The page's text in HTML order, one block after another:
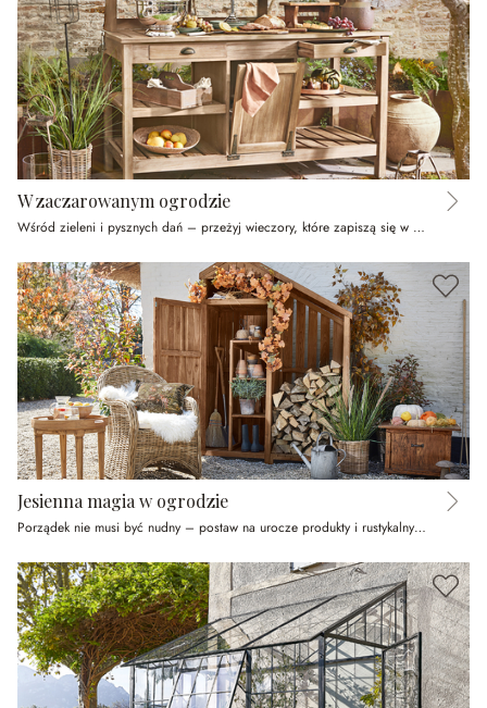
W zaczarowanym ogrodzie
Wśród zieleni i pysznych dań – przeżyj wieczory, które zapiszą się w pamięci na zawsze
Jesienna magia w ogrodzie
Porządek nie musi być nudny – postaw na urocze produkty i rustykalny styl